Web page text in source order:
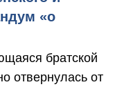
«о
братской
отвернулась от